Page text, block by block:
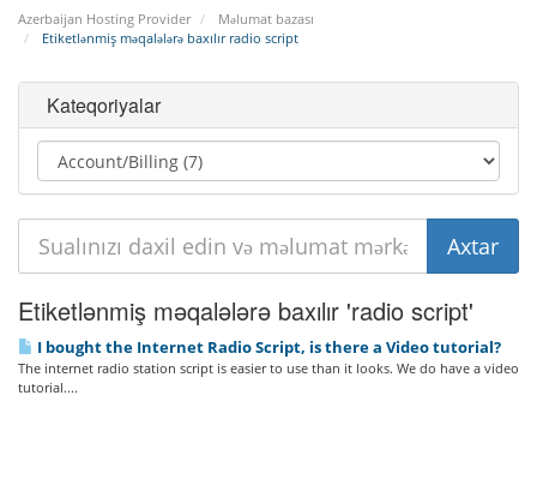
Azerbaijan Hosting Provider
Məlumat bazası
Etiketlənmiş məqalələrə baxılır radio script
Kateqoriyalar
Etiketlənmiş məqalələrə baxılır 'radio script'
I bought the Internet Radio Script, is there a Video tutorial?
The internet radio station script is easier to use than it looks. We do have a video
tutorial....